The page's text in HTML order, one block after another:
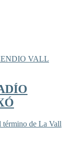
término de La Vall